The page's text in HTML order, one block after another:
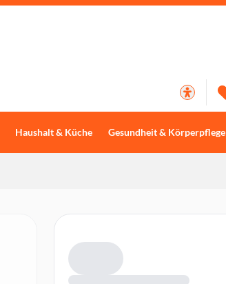
Haushalt & Küche Gesundheit & Körperpflege